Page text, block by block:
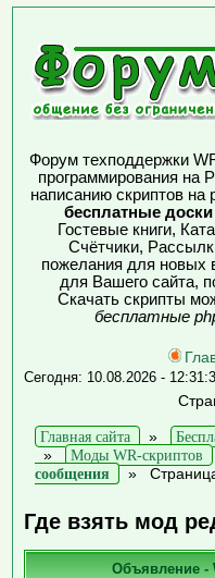
Форум техподдержки
программирования на
написанию скриптов на
бесплатные
Гостевые книги,
Счётчики,
пожелания для новых
для Вашего сайта,
Скачать скрипты
бесплатные
Сегодня: 10.08.2026 -
Главная сайта »
»
Моды WR-скриптов
сообщения
»
Где взять мод
Объявление -